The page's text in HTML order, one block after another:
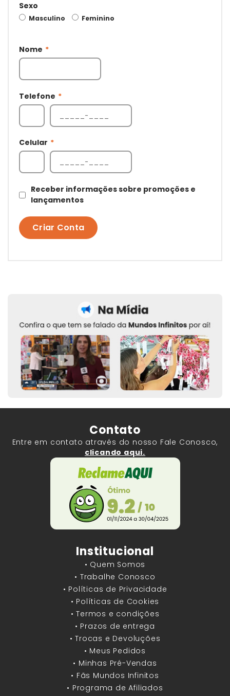
Sexo
Masculino Feminino
Nome *
Telefone *
Celular *
Receber informações sobre promoções e
lançamentos
Criar Conta
Contato
Entre em contato através do nosso Fale Conosco,
clicando aqui.
Institucional
• Quem Somos
• Trabalhe Conosco
• Políticas de Privacidade
• Políticas de Cookies
• Termos e condições
• Prazos de entrega
• Trocas e Devoluções
• Meus Pedidos
• Minhas Pré-Vendas
• Fãs Mundos Infinitos
• Programa de Afiliados